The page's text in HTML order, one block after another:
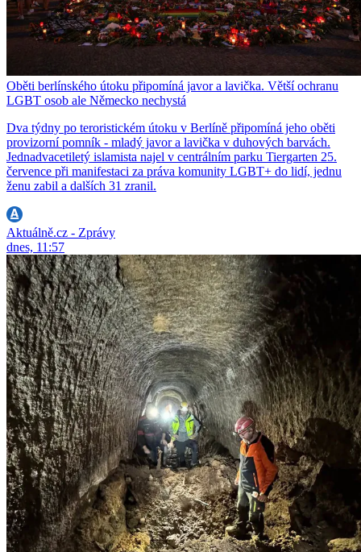
Oběti berlínského útoku připomíná javor a lavička. Větší ochranu
LGBT osob ale Německo nechystá
Dva týdny po teroristickém útoku v Berlíně připomíná jeho oběti
provizorní pomník - mladý javor a lavička v duhových barvách.
Jednadvacetiletý islamista najel v centrálním parku Tiergarten 25.
července při manifestaci za práva komunity LGBT+ do lidí, jednu
ženu zabil a dalších 31 zranil.
Aktuálně.cz - Zprávy
dnes, 11:57